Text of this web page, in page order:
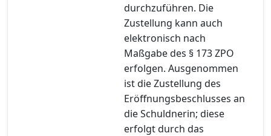
durchzuführen. Die
Zustellung kann auch
elektronisch nach
Maßgabe des § 173 ZPO
erfolgen. Ausgenommen
ist die Zustellung des
Eröffnungsbeschlusses an
die Schuldnerin; diese
erfolgt durch das